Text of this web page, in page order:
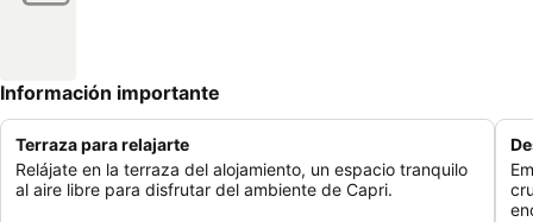
Información importante
Terraza para relajarte
Relájate en la terraza del alojamiento, un espacio tranquilo
al aire libre para disfrutar del ambiente de Capri.